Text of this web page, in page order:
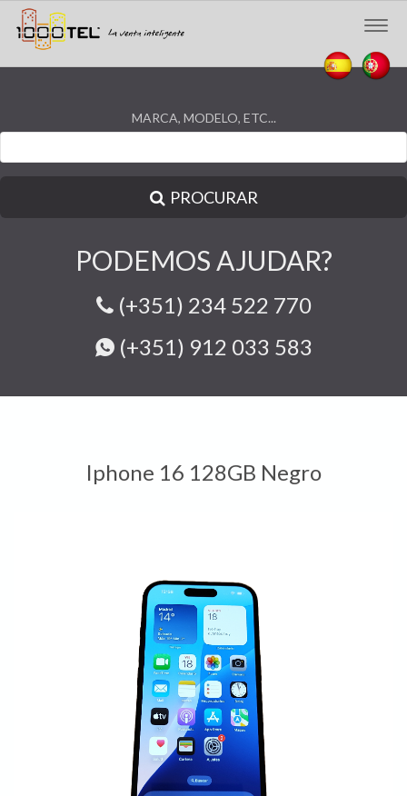
MARCA, MODELO, ETC...
PROCURAR
PODEMOS AJUDAR?
(+351) 234 522 770
(+351) 912 033 583
Iphone 16 128GB Negro